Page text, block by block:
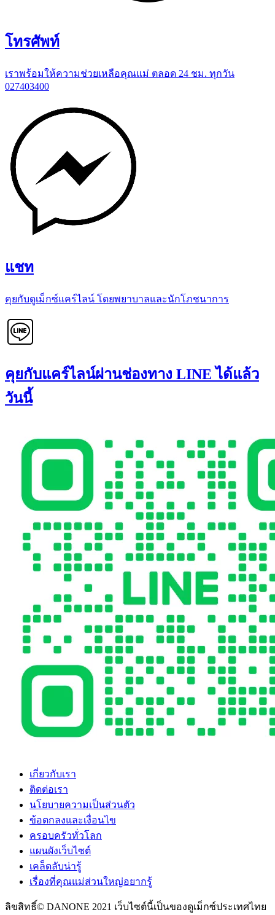
โทรศัพท์
เราพร้อมให้ความช่วยเหลือคุณแม่ ตลอด 24 ชม. ทุกวัน
027403400
แชท
คุยกับดูเม็กซ์แคร์ไลน์ โดยพยาบาลและนักโภชนาการ
คุยกับแคร์ไลน์ผ่านช่องทาง LINE ได้แล้ว
วันนี้
เกี่ยวกับเรา
ติดต่อเรา
นโยบายความเป็นส่วนตัว
ข้อตกลงและเงื่อนไข
ครอบครัวทั่วโลก
แผนผังเว็บไซต์
เคล็ดลับน่ารู้
เรื่องที่คุณแม่ส่วนใหญ่อยากรู้
ลิขสิทธิ์© DANONE 2021 เว็บไซต์นี้เป็นของดูเม็กซ์ประเทศไทย